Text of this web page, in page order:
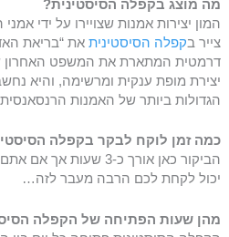
מה מוצג בקפלה הסיסטינית?
המון יצירות אמנות שצויירו על ידי
צייר בקפלה הסיסטיניתאת “בריאת
דרמטית המתארת את המשפט האחרון
יצירת מופת ענקית ומרשימה, והיא
הגדולות ביותר של האמנות
כמה זמן לוקח לבקר בקפלה
הביקור כאן אורך כ-3
יכול לקחת לכם הרבה מעבר לזה…
מהן שעות הפתיחה של הקפלה